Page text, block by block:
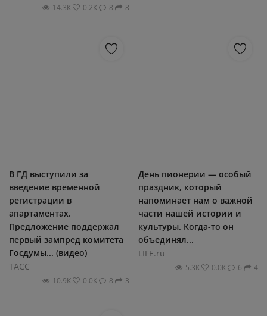
14.3К 0.2К 8 8
В ГД выступили за
введение временной
регистрации в
апартаментах.
Предложение поддержал
первый зампред комитета
Госдумы... (видео)
ТАСС
10.9К 0.0К 8 3
День пионерии — особый
праздник, который
напоминает нам о важной
части нашей истории и
культуры. Когда-то он
объединял...
LIFE.ru
5.3К 0.0К 6 4